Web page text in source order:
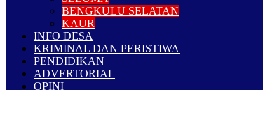
BENGKULU SELATAN
KAUR
INFO DESA
KRIMINAL DAN PERISTIWA
PENDIDIKAN
ADVERTORIAL
OPINI